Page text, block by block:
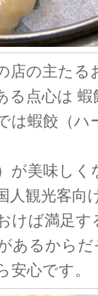
の主たる
る点心は
は蝦餃（ハ
が美味し
人観光客向
けば満足
あるから
心です。